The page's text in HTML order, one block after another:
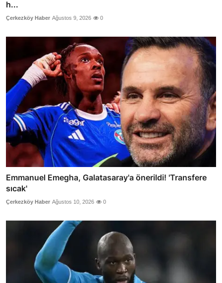
h...
Çerkezköy Haber Ağustos 9, 2026 0
Emmanuel Emegha, Galatasaray'a önerildi! 'Transfere
sıcak'
Çerkezköy Haber Ağustos 10, 2026 0